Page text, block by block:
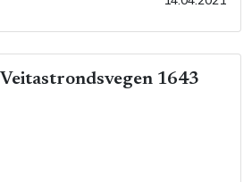
Veitastrondsvegen 1643